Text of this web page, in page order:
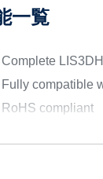
一覧
Complete
Fully compatible
RoHS compliant